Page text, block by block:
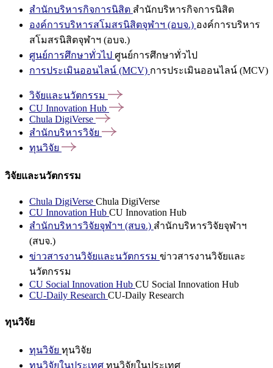
สำนักบริหารกิจการนิสิต สำนักบริหารกิจการนิสิต
องค์การบริหารสโมสรนิสิตจุฬาฯ (อบจ.) องค์การบริหาร
สโมสรนิสิตจุฬาฯ (อบจ.)
ศูนย์การศึกษาทั่วไป ศูนย์การศึกษาทั่วไป
การประเมินออนไลน์ (MCV) การประเมินออนไลน์ (MCV)
วิจัยและนวัตกรรม
CU Innovation Hub
Chula DigiVerse
สำนักบริหารวิจัย
ทุนวิจัย
วิจัยและนวัตกรรม
Chula DigiVerse Chula DigiVerse
CU Innovation Hub CU Innovation Hub
สำนักบริหารวิจัยจุฬาฯ (สบจ.) สำนักบริหารวิจัยจุฬาฯ
(สบจ.)
ข่าวสารงานวิจัยและนวัตกรรม ข่าวสารงานวิจัยและ
นวัตกรรม
CU Social Innovation Hub CU Social Innovation Hub
CU-Daily Research CU-Daily Research
ทุนวิจัย
ทุนวิจัย ทุนวิจัย
ทุนวิจัยในประเทศ ทุนวิจัยในประเทศ